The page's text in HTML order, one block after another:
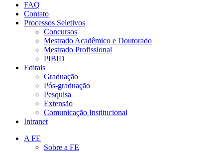
FAQ
Contato
Processos Seletivos
Concursos
Mestrado Acadêmico e Doutorado
Mestrado Profissional
PIBID
Editais
Graduação
Pós-graduação
Pesquisa
Extensão
Comunicação Institucional
Intranet
A FE
Sobre a FE